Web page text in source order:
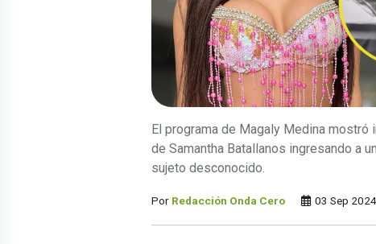
El programa de Magaly Medina mostró
de Samantha Batallanos ingresando a
sujeto desconocido.
Por Redacción Onda Cero 03 Sep 2024